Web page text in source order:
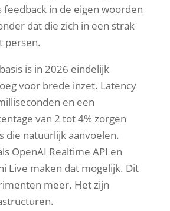
feedback in de eigen woorden
dat die zich in een strak
persen.
is in 2026 eindelijk
voor brede inzet. Latency
en een
van 2 tot 4% zorgen
die natuurlijk aanvoelen.
OpenAI Realtime API en
Live maken dat mogelijk. Dit
meer. Het zijn